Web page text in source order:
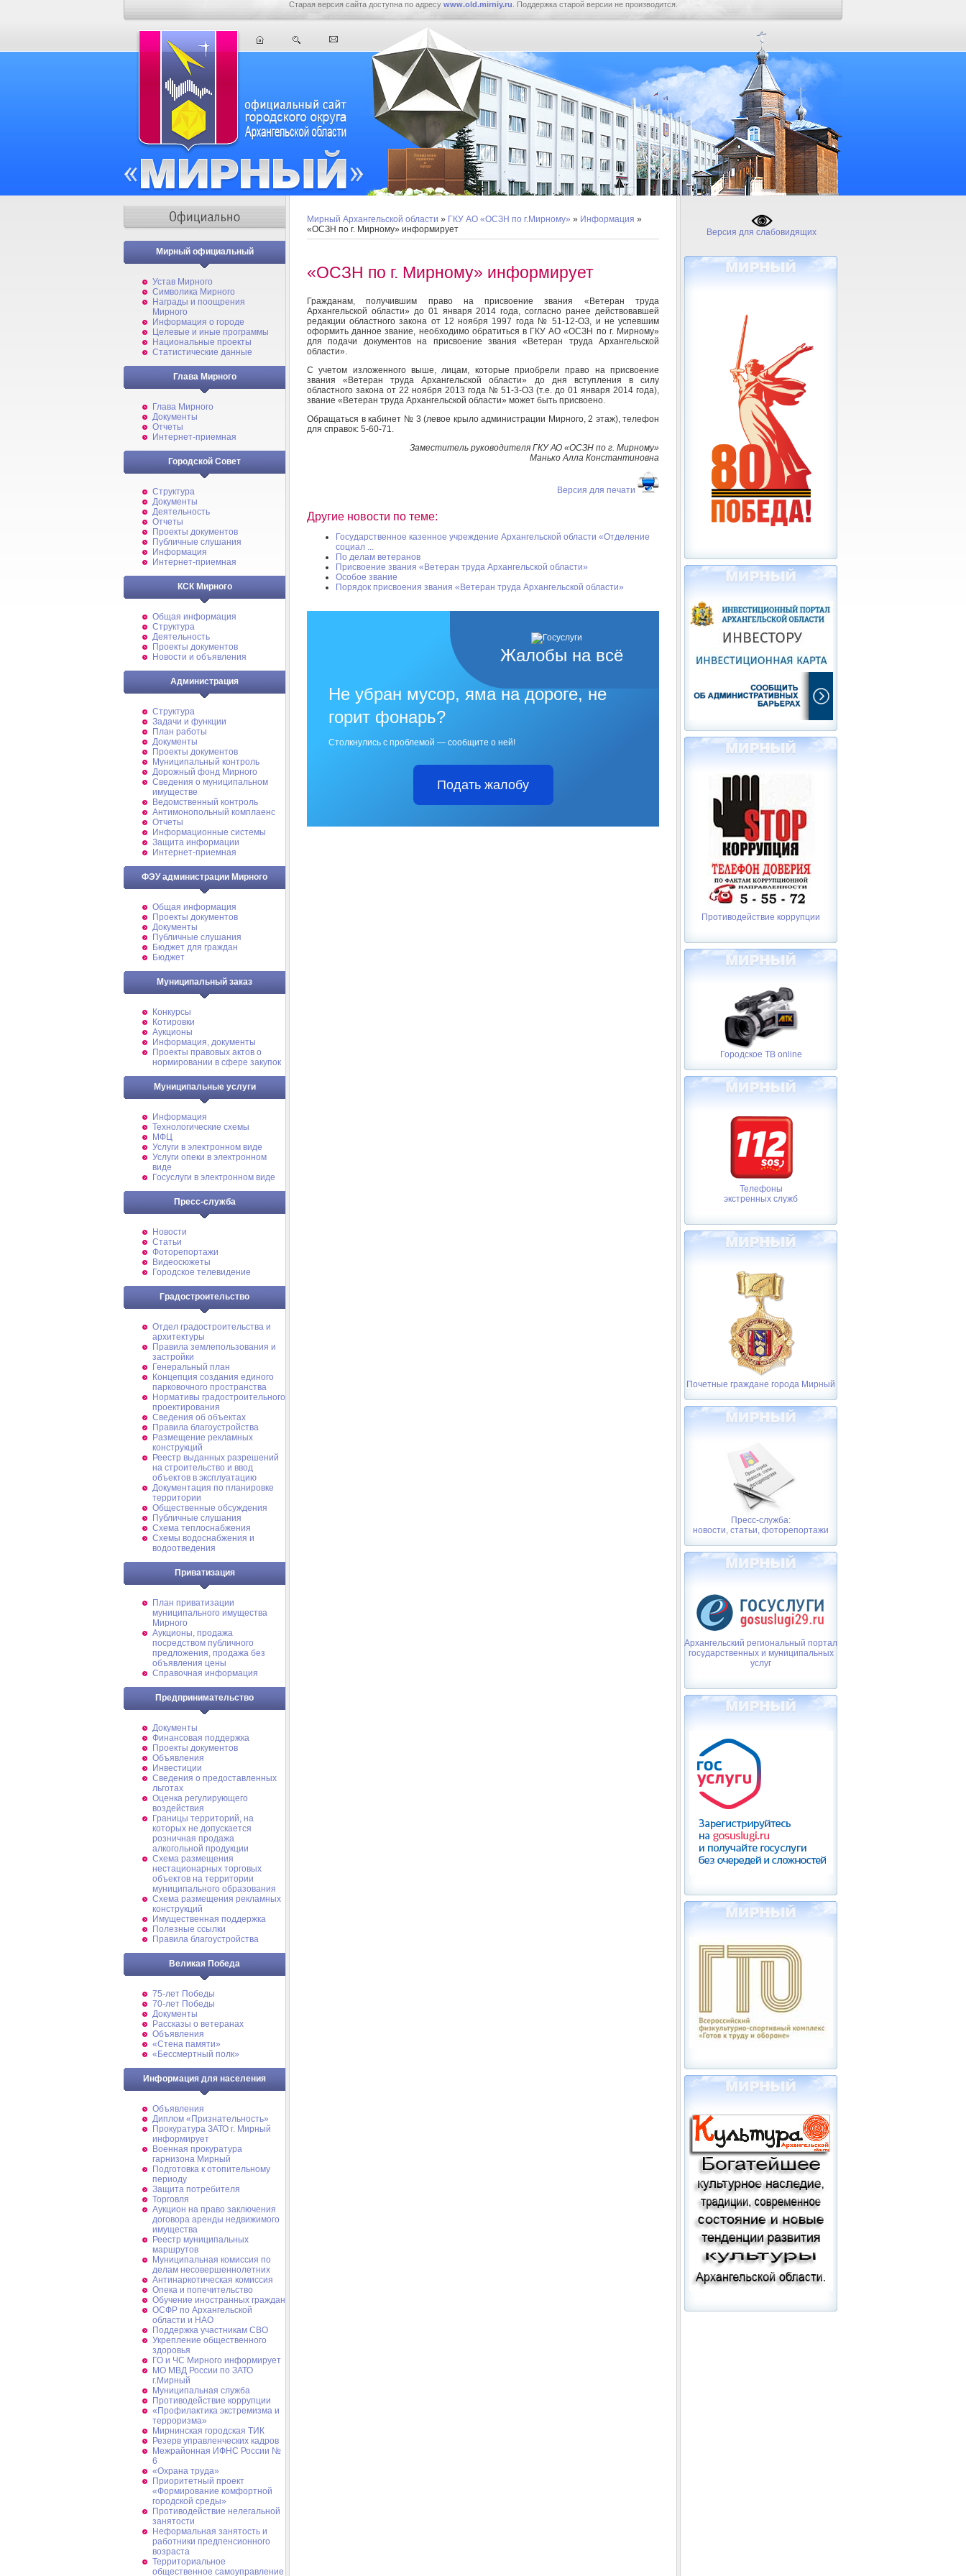
Старая версия сайта доступна по адресу www.old.mirniy.ru . Поддержка старой версии не производится.
Мирный официальный
Устав Мирного
Символика Мирного
Награды и поощрения
Мирного
Информация о городе
Целевые и иные программы
Национальные проекты
Статистические данные
Глава Мирного
Глава Мирного
Документы
Отчеты
Интернет-приемная
Городской Совет
Структура
Документы
Деятельность
Отчеты
Проекты документов
Публичные слушания
Информация
Интернет-приемная
КСК Мирного
Общая информация
Структура
Деятельность
Проекты документов
Новости и объявления
Администрация
Структура
Задачи и функции
План работы
Документы
Проекты документов
Муниципальный контроль
Дорожный фонд Мирного
Cведения о муниципальном
имуществе
Ведомственный контроль
Антимонопольный комплаенс
Отчеты
Информационные системы
Защита информации
Интернет-приемная
ФЭУ администрации Мирного
Общая информация
Проекты документов
Документы
Публичные слушания
Бюджет для граждан
Бюджет
Муниципальный заказ
Конкурсы
Котировки
Аукционы
Информация, документы
Проекты правовых актов о
нормировании в сфере закупок
Муниципальные услуги
Информация
Технологические схемы
МФЦ
Услуги в электронном виде
Услуги опеки в электронном
виде
Госуслуги в электронном виде
Пресс-служба
Новости
Статьи
Фоторепортажи
Видеосюжеты
Городское телевидение
Градостроительство
Отдел градостроительства и
архитектуры
Правила землепользования и
застройки
Генеральный план
Концепция создания единого
парковочного пространства
Нормативы градостроительного
проектирования
Сведения об объектах
Правила благоустройства
Размещение рекламных
конструкций
Реестр выданных разрешений
на строительство и ввод
объектов в эксплуатацию
Документация по планировке
территории
Общественные обсуждения
Публичные слушания
Схема теплоснабжения
Схемы водоснабжения и
водоотведения
Приватизация
План приватизации
муниципального имущества
Мирного
Аукционы, продажа
посредством публичного
предложения, продажа без
объявления цены
Справочная информация
Предпринимательство
Документы
Финансовая поддержка
Проекты документов
Объявления
Инвестиции
Сведения о предоставленных
льготах
Оценка регулирующего
воздействия
Границы территорий, на
которых не допускается
розничная продажа
алкогольной продукции
Схема размещения
нестационарных торговых
объектов на территории
муниципального образования
Схема размещения рекламных
конструкций
Имущественная поддержка
Полезные ссылки
Правила благоустройства
Великая Победа
75-лет Победы
70-лет Победы
Документы
Рассказы о ветеранах
Объявления
«Стена памяти»
«Бессмертный полк»
Информация для населения
Объявления
Диплом «Признательность»
Прокуратура ЗАТО г. Мирный
информирует
Военная прокуратура
гарнизона Мирный
Подготовка к отопительному
периоду
Защита потребителя
Торговля
Аукцион на право заключения
договора аренды недвижимого
имущества
Реестр муниципальных
маршрутов
Муниципальная комиссия по
делам несовершеннолетних
Антинаркотическая комиссия
Опека и попечительство
Обучение иностранных граждан
ОСФР по Архангельской
области и НАО
Поддержка участникам СВО
Укрепление общественного
здоровья
ГО и ЧС Мирного информирует
МО МВД России по ЗАТО
г.Мирный
Муниципальная cлужба
Противодействие коррупции
«Профилактика экстремизма и
терроризма»
Мирнинская городская ТИК
Резерв управленческих кадров
Межрайонная ИФНС России №
6
«Охрана труда»
Приоритетный проект
«Формирование комфортной
городской среды»
Противодействие нелегальной
занятости
Неформальная занятость и
работники предпенсионного
возраста
Территориальное
общественное самоуправление
Мирный Архангельской области » ГКУ АО «ОСЗН по г.Мирному» » Информация »
«ОСЗН по г. Мирному» информирует
«ОСЗН по г. Мирному» информирует
Гражданам, получившим право на присвоение звания «Ветеран труда
Архангельской области» до 01 января 2014 года, согласно ранее действовавшей
редакции областного закона от 12 ноября 1997 года № 51-12-ОЗ, и не успевшим
оформить данное звание, необходимо обратиться в ГКУ АО «ОСЗН по г. Мирному»
для подачи документов на присвоение звания «Ветеран труда Архангельской
области».
С учетом изложенного выше, лицам, которые приобрели право на присвоение
звания «Ветеран труда Архангельской области» до дня вступления в силу
областного закона от 22 ноября 2013 года № 51-3-ОЗ (т.е. до 01 января 2014 года),
звание «Ветеран труда Архангельской области» может быть присвоено.
Обращаться в кабинет № 3 (левое крыло администрации Мирного, 2 этаж), телефон
для справок: 5-60-71.
Заместитель руководителя ГКУ АО «ОСЗН по г. Мирному»
Манько Алла Константиновна
Версия для печати
Другие новости по теме:
Государственное казенное учреждение Архангельской области «Отделение
социал ...
По делам ветеранов
Присвоение звания «Ветеран труда Архангельской области»
Особое звание
Порядок присвоения звания «Ветеран труда Архангельской области»
Жалобы на всё
Не убран мусор, яма на дороге, не
горит фонарь?
Столкнулись с проблемой — сообщите о ней!
Подать жалобу
Версия для слабовидящих
Противодействие коррупции
Городское ТВ online
Телефоны
экстренных служб
Почетные граждане города Мирный
Пресс-служба:
новости, статьи, фоторепортажи
Архангельский региональный портал
государственных и муниципальных
услуг